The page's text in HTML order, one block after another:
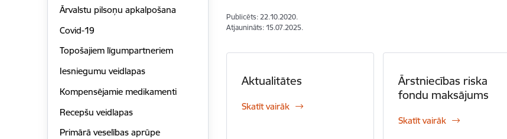
Ārvalstu pilsoņu apkalpošana
Covid-19
Topošajiem līgumpartneriem
Iesniegumu veidlapas
Kompensējamie medikamenti
Recepšu veidlapas
Primārā veselības aprūpe
Publicēts: 22.10.2020.
Atjaunināts: 15.07.2025.
Aktualitātes
Skatīt vairāk
Ārstniecības riska
fondu maksājums
Skatīt vairāk